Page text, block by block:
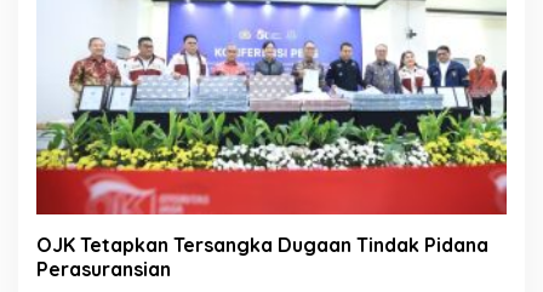
OJK Tetapkan Tersangka Dugaan Tindak Pidana
Perasuransian